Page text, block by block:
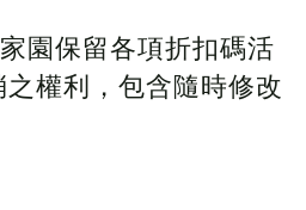
園保留各項折扣碼活
權利，包含隨時修改